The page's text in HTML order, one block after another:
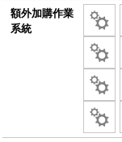
額外加購作業
系統